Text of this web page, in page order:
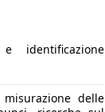
identificazione
delle